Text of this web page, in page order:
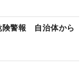
険警報 自治体から